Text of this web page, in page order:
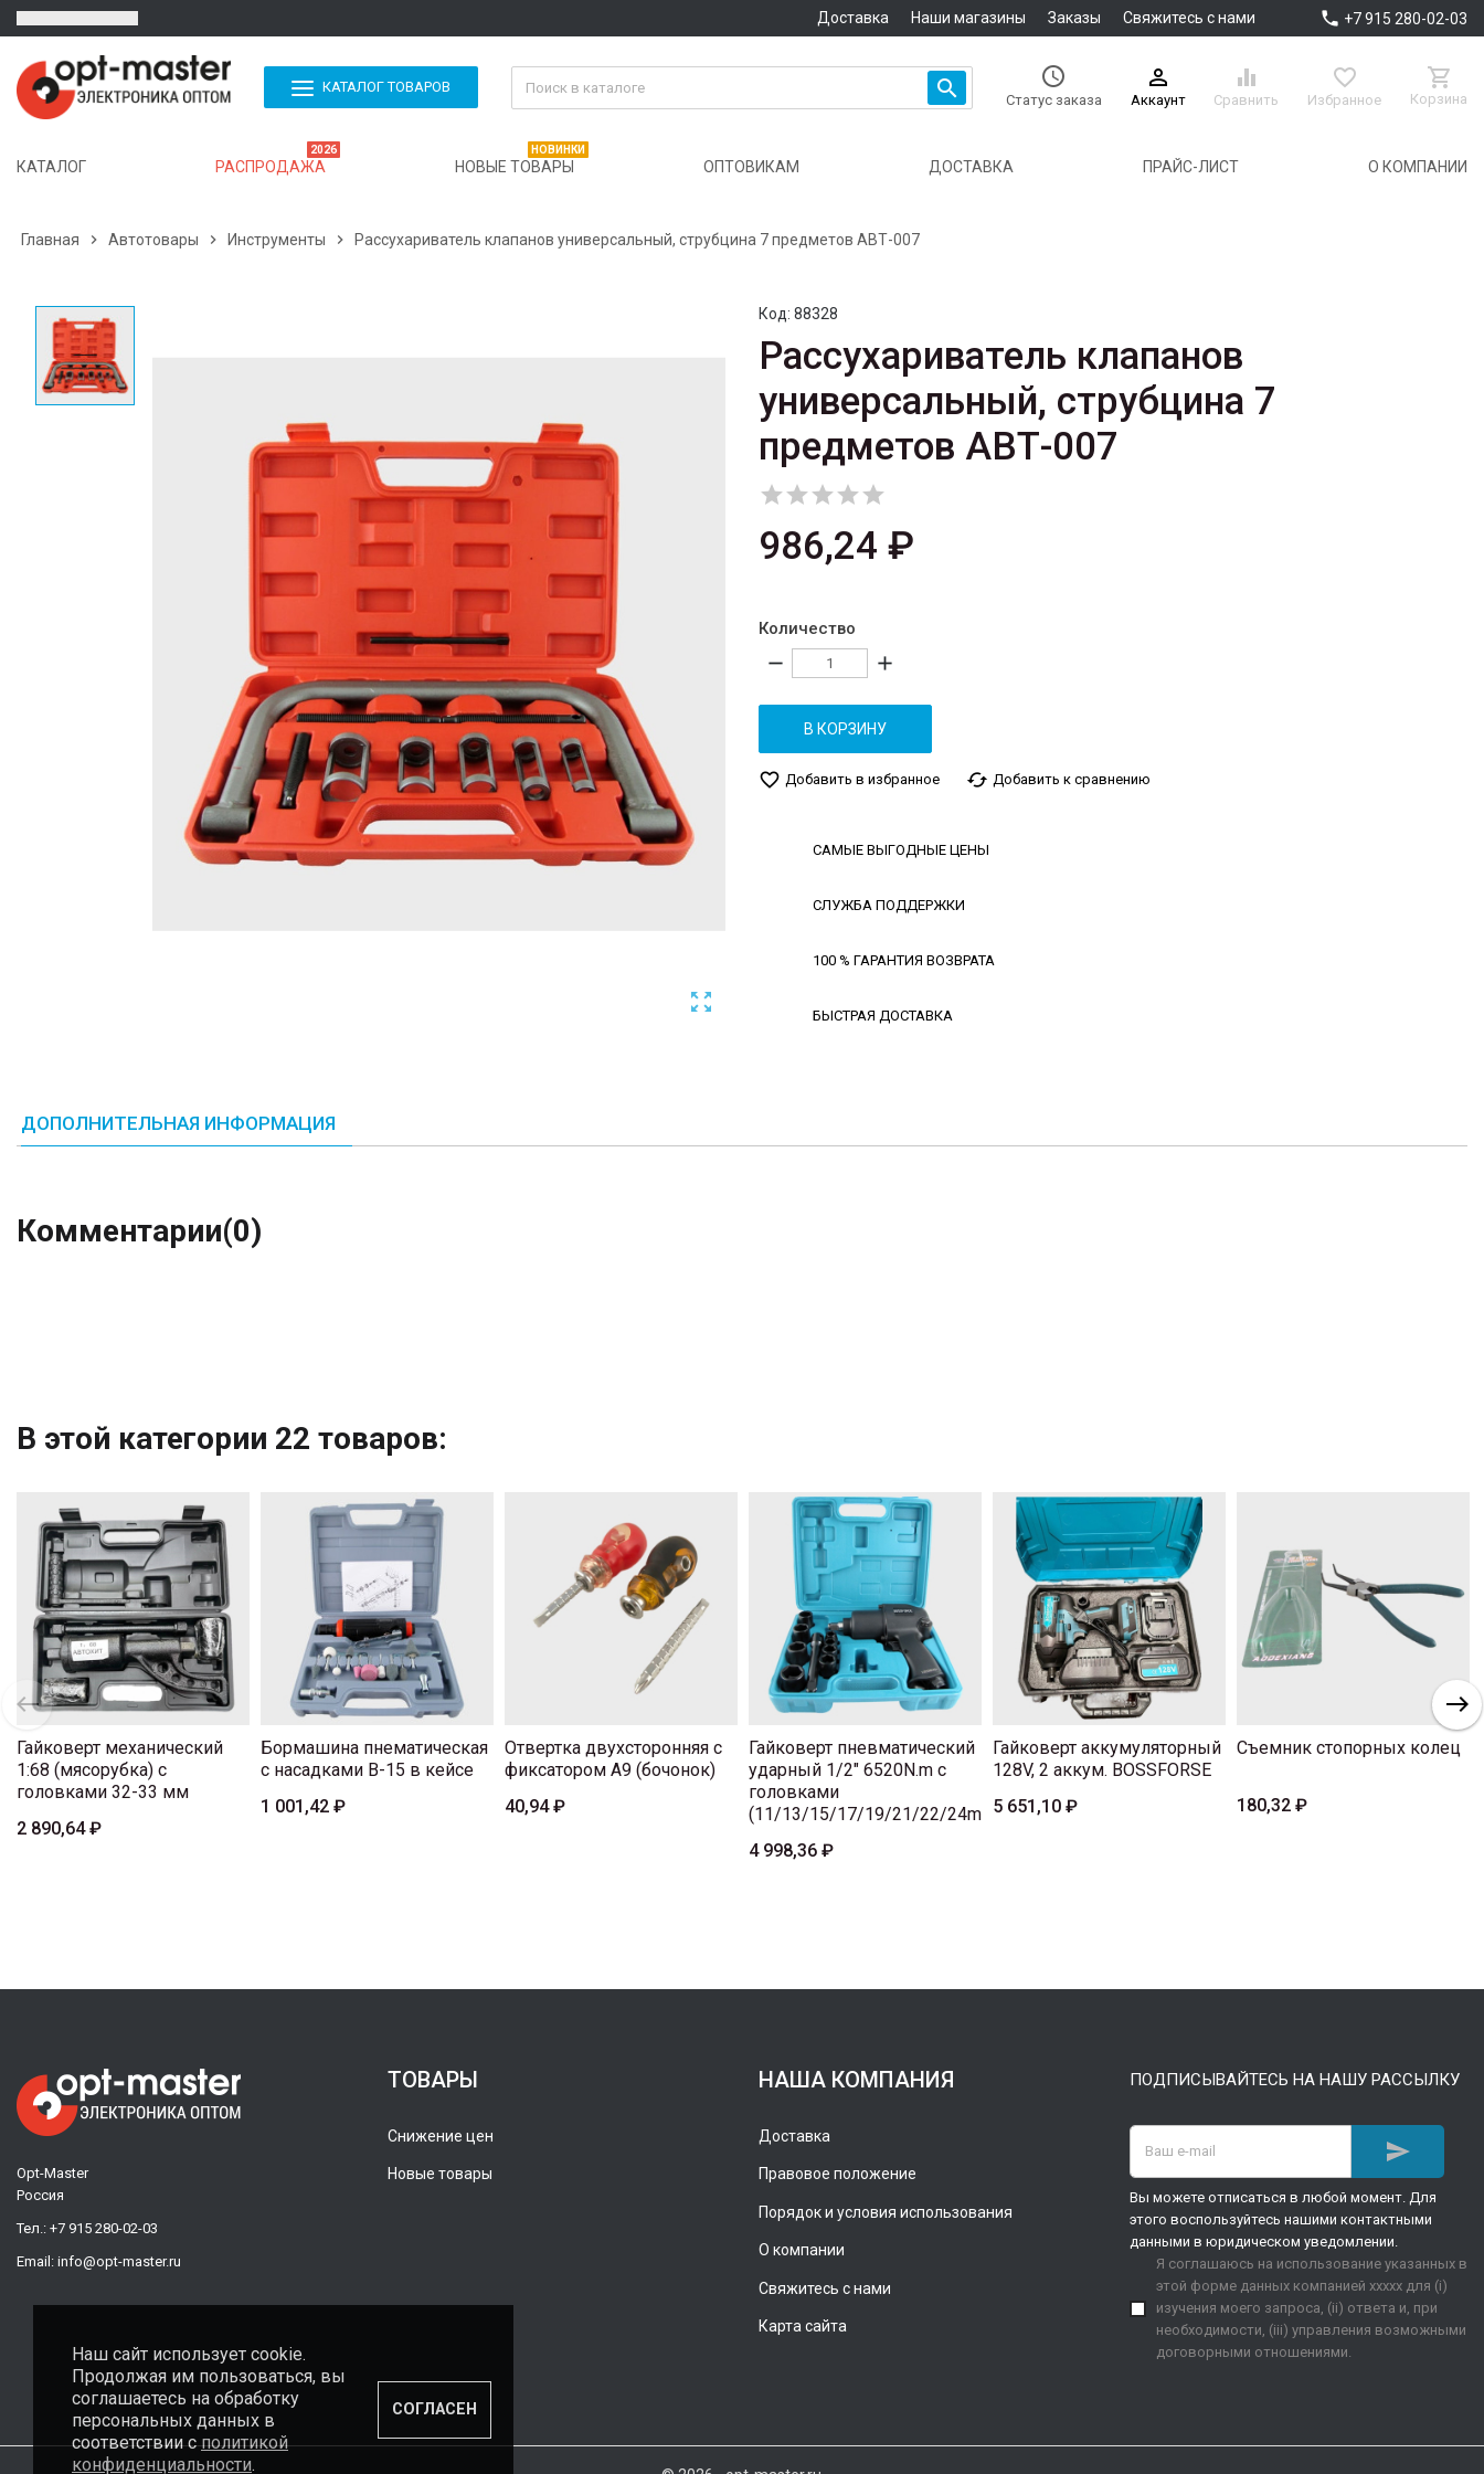
Доставка Наши магазины Заказы Свяжитесь с нами  +7 915 280-02-03
КАТАЛОГ ТОВАРОВ  
Статус заказа

Аккаунт

Сравнить

Избранное

Корзина
КАТАЛОГ РАСПРОДАЖА
2026
НОВЫЕ ТОВАРЫ
НОВИНКИ
ОПТОВИКАМ ДОСТАВКА ПРАЙС-ЛИСТ О КОМПАНИИ
Главная  Автотовары  Инструменты  Рассухариватель клапанов универсальный, струбцина 7 предметов АВТ-007

Код: 88328
Рассухариватель клапанов
универсальный, струбцина 7
предметов АВТ-007

986,24 ₽
Количество
remove add
В КОРЗИНУ
favorite_border Добавить в избранное cached Добавить к сравнению
САМЫЕ ВЫГОДНЫЕ ЦЕНЫ
СЛУЖБА ПОДДЕРЖКИ
100 % ГАРАНТИЯ ВОЗВРАТА
БЫСТРАЯ ДОСТАВКА
ДОПОЛНИТЕЛЬНАЯ ИНФОРМАЦИЯ
Комментарии(0)
В этой категории 22 товаров:
Гайковерт механический
1:68 (мясорубка) с
головками 32-33 мм
2 890,64 ₽
Бормашина пнематическая
с насадками B-15 в кейсе
1 001,42 ₽
Отвертка двухсторонняя с
фиксатором A9 (бочонок)
40,94 ₽
Гайковерт пневматический
ударный 1/2" 6520N.m с
головками
(11/13/15/17/19/21/22/24mm)
4 998,36 ₽
Гайковерт аккумуляторный
128V, 2 аккум. BOSSFORSE
5 651,10 ₽
Съемник стопорных колец
180,32 ₽
Opt-Master
Россия
Тел.: +7 915 280-02-03
Email: info@opt-master.ru
ТОВАРЫ
Снижение цен
Новые товары
НАША КОМПАНИЯ
Доставка
Правовое положение
Порядок и условия использования
О компании
Свяжитесь с нами
Карта сайта
ПОДПИСЫВАЙТЕСЬ НА НАШУ РАССЫЛКУ

Вы можете отписаться в любой момент. Для
этого воспользуйтесь нашими контактными
данными в юридическом уведомлении.
Я соглашаюсь на использование указанных в
этой форме данных компанией xxxxx для (i)
изучения моего запроса, (ii) ответа и, при
необходимости, (iii) управления возможными
договорными отношениями.
Наш сайт использует cookie.
Продолжая им пользоваться, вы
соглашаетесь на обработку
персональных данных в
соответствии сполитикой
конфиденциальности.
СОГЛАСЕН